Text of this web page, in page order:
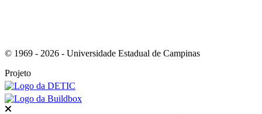
© 1969 - 2026 - Universidade Estadual de Campinas
Projeto